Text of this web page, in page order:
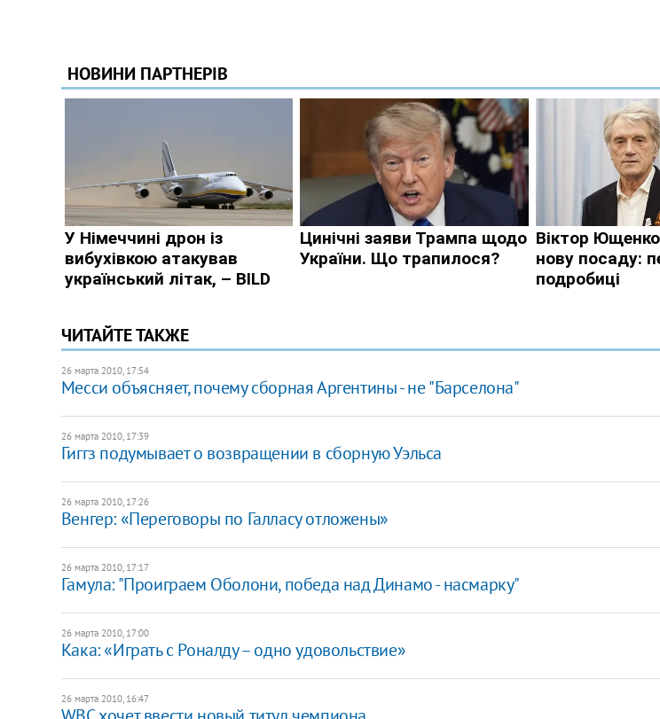
ЧИТАЙТЕ ТАКЖЕ
26 марта 2010, 17:54
Месси объясняет, почему сборная Аргентины - не "Барселона"
26 марта 2010, 17:39
Гиггз подумывает о возвращении в сборную Уэльса
26 марта 2010, 17:26
Венгер: «Переговоры по Галласу отложены»
26 марта 2010, 17:17
Гамула: "Проиграем Оболони, победа над Динамо - насмарку"
26 марта 2010, 17:00
Кака: «Играть с Роналду – одно удовольствие»
26 марта 2010, 16:47